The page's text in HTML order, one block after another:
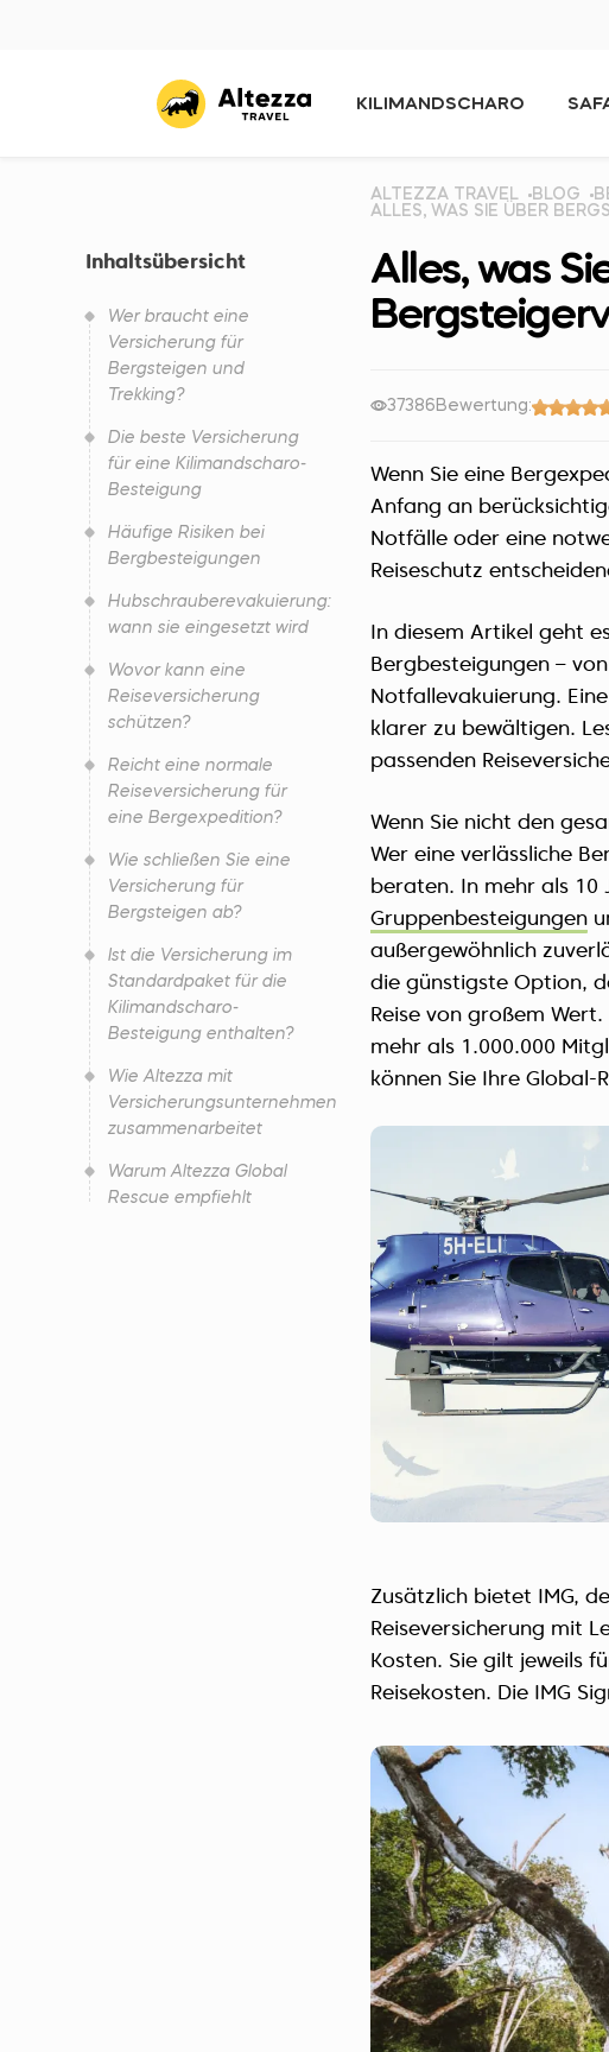
KILIMANDSCHARO
Inhaltsübersicht
Wer braucht eine
Versicherung für
Bergsteigen und
Trekking?
Die beste Versicherung
für eine Kilimandscharo-
Besteigung
Häufige Risiken bei
Bergbesteigungen
Hubschrauberevakuierung:
wann sie eingesetzt wird
Wovor kann eine
Reiseversicherung
schützen?
Reicht eine normale
Reiseversicherung für
eine Bergexpedition?
Wie schließen Sie eine
Versicherung für
Bergsteigen ab?
Ist die Versicherung im
Standardpaket für die
Kilimandscharo-
Besteigung enthalten?
Wie Altezza mit
Versicherungsunternehmen
zusammenarbeitet
Warum Altezza Global
Rescue empfiehlt
ALTEZZA TRAVEL BLOG
ALLES, WAS SIE ÜBER
Alles, was
37386 Bewertung:
Wenn Sie eine
Anfang an
Notfälle oder eine
Reiseschutz
In diesem Artikel geht
Bergbesteigungen –
Notfallevakuierung.
klarer zu bewältigen.
passenden
Wenn Sie nicht den
Wer eine verlässliche
beraten. In mehr als 10
Gruppenbesteigungen
außergewöhnlich
die günstigste Option,
Reise von großem
mehr als 1.000.000
können Sie Ihre Global-
Zusätzlich bietet IMG,
Reiseversicherung mit
Kosten. Sie gilt jeweils
Reisekosten. Die IMG